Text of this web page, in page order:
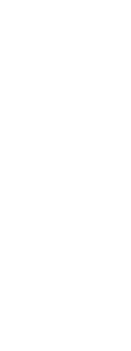
Karl Liebknecht und
Scheitern und ihr
zu verwirklichen.